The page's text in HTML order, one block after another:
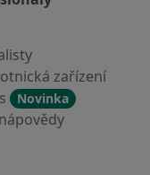
zařízení
Novinka